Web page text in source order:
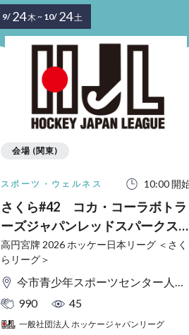
スポーツ・ウェルネス 10:00 開
さくら#42 コカ・コーラボトラ
ーズジャパンレッドスパークス
vs GIFU ASAHI BLUE BEES
10/24（土）今市青少年スポーツ
センター（栃木）
高円宮牌 2026 ホッケー日本リーグ ＜さく
らリーグ＞
今市青少年スポーツセンター人工芝競技場
990
45
一般社団法人 ホッケージャパンリーグ
会場 (関東)
9/ 24木~ 10/ 24土